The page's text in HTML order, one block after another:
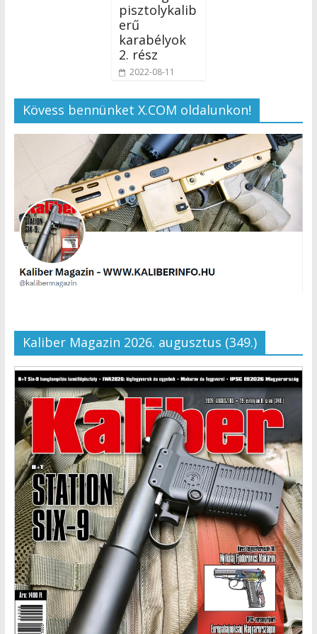
pisztolykalib
erű
karabélyok
2. rész
2022-08-11
Kövess bennünket X.COM oldalunkon!
Kaliber Magazin 2026. augusztus (349.)